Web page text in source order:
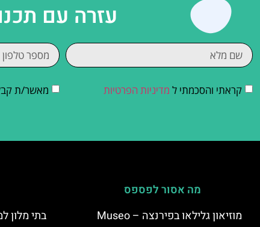
עזרה עם
קראתי והסכמתי ל מדיניות הפרטיות מאשר/ת
מה אסור לפספס
מוזיאון גלילאו בפירנצה – Museo
בתי מלון